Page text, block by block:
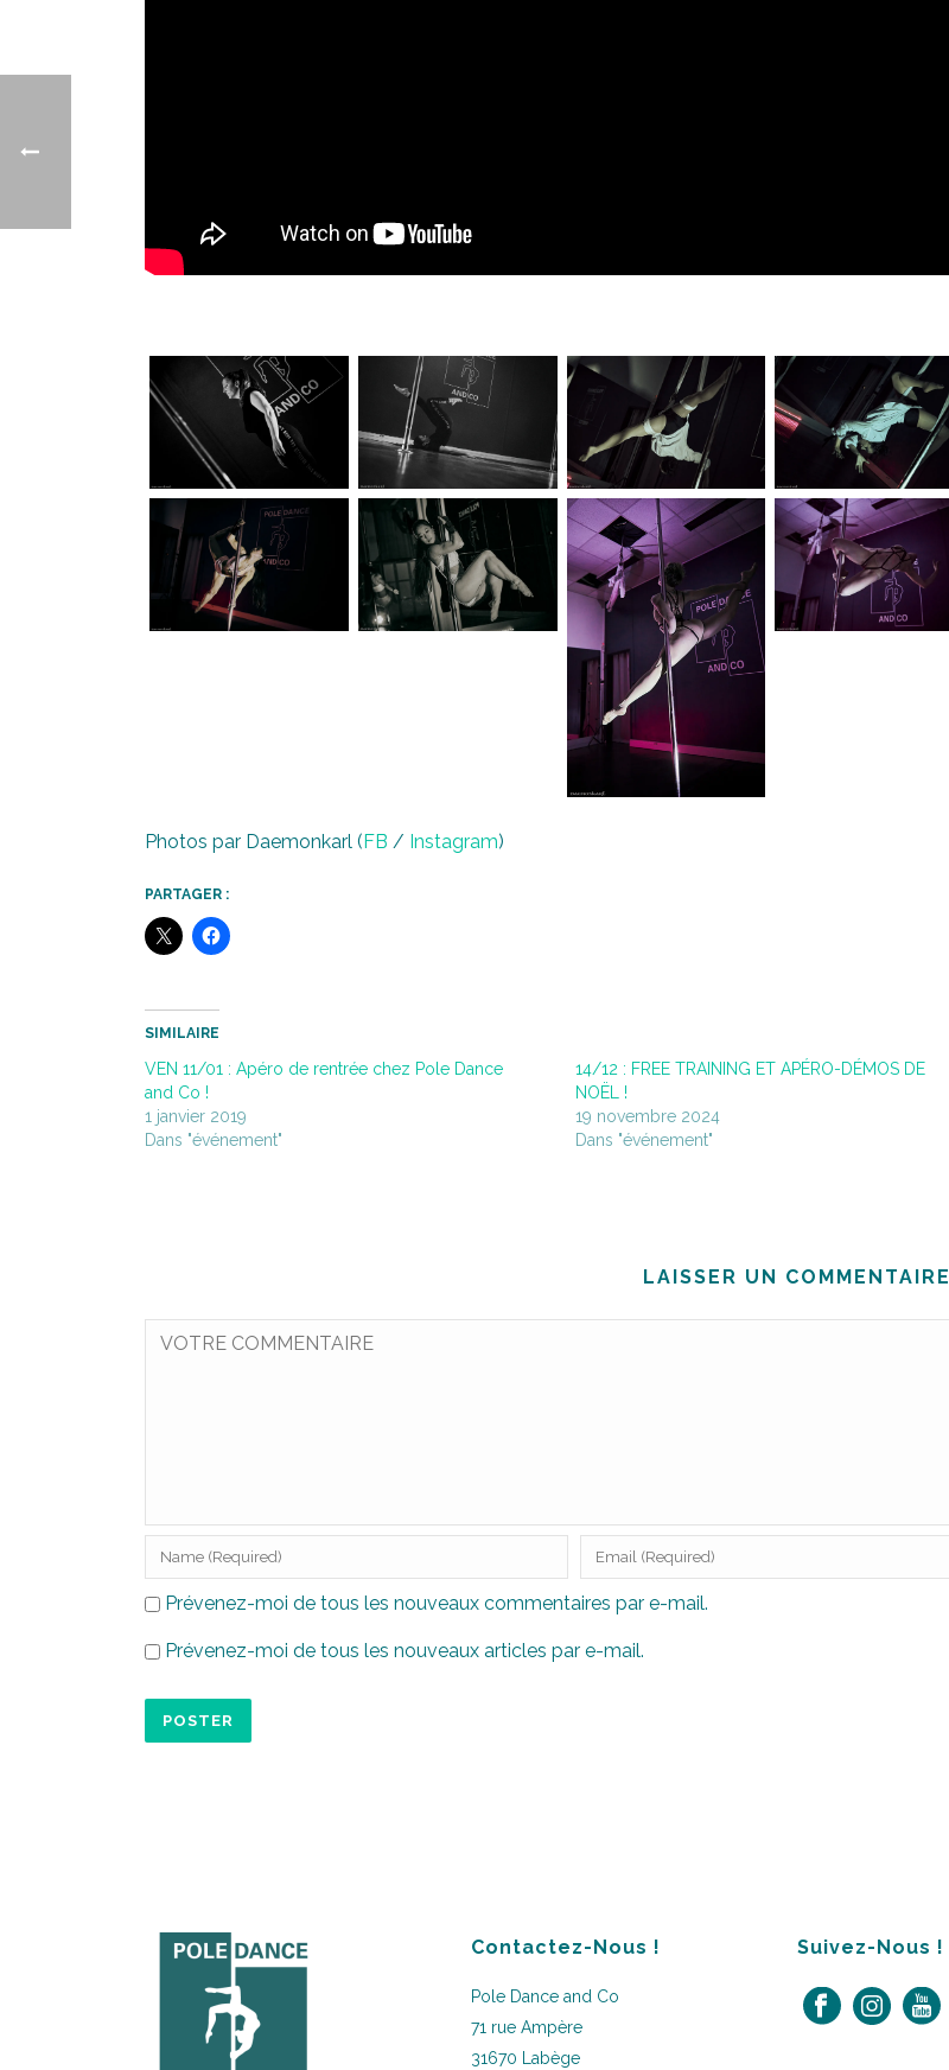
Photos par Daemonkarl (FB / Instagram)
PARTAGER :
SIMILAIRE
VEN 11/01 : Apéro de rentrée chez Pole Dance
and Co !
1 janvier 2019
Dans "événement"
14/12 : FREE TRAINING ET APÉRO-DÉMOS DE
NOËL !
19 novembre 2024
Dans "événement"
LAISSER UN COMMENTAIRE
Prévenez-moi de tous les nouveaux commentaires par e-mail.
Prévenez-moi de tous les nouveaux articles par e-mail.
Contactez-Nous !
Pole Dance and Co
71 rue Ampère
31670 Labège
Suivez-Nous !